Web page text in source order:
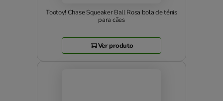
Tootoy! Chase Squeaker Ball Rosa bola de ténis
para cães
Ver produto